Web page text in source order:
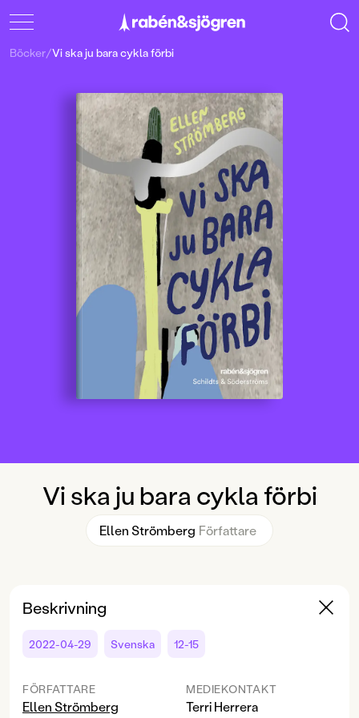
Vi ska ju bara cykla förbi
Ellen Strömberg Författare
Böcker/Vi ska ju bara cykla förbi
Beskrivning
2022-04-29 Svenska 12-15
FÖRFATTARE
Ellen Strömberg
MEDIEKONTAKT
Terri Herrera